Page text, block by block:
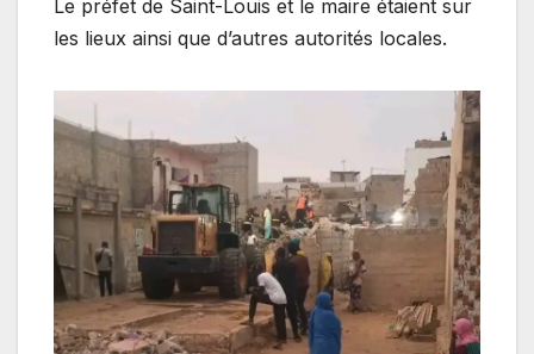
Le préfet de Saint-Louis et le maire étaient sur
les lieux ainsi que d’autres autorités locales.